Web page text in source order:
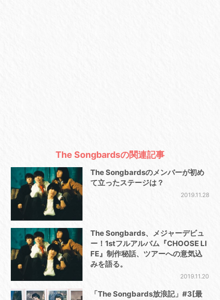
The Songbardsの関連記事
The Songbardsのメンバーが初め
て立ったステージは？
2019.11.28
The Songbards、メジャーデビュ
ー！1stフルアルバム『CHOOSE LI
FE』制作秘話、ツアーへの意気込
みを語る。
2019.11.20
「The Songbards放浪記」#3[最